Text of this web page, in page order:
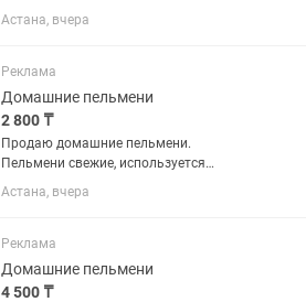
Пельмени, вареники, манты. Состав:
мясо говядины, лук, солььььь, перец.
перец, соль. Лук пожеланию. Манты...
Астана, вчера
Реклама
Домашние пельмени
2 800 ₸
Продаю домашние пельмени.
Пельмени свежие, используется
домашний фарш. Цена за кг.-2800тг.
Астана, вчера
Реклама
Домашние пельмени
4 500 ₸